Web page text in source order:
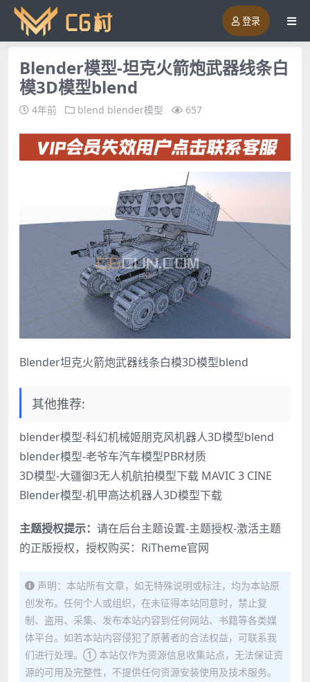
登录
Blender模型-坦克火箭炮武器线条白
模3D模型blend
4年前 blend blender模型 657
Blender坦克火箭炮武器线条白模3D模型blend
其他推荐:
blender模型-科幻机械姬朋克风机器人3D模型blend
blender模型-老爷车汽车模型PBR材质
3D模型-大疆御3无人机航拍模型下载 MAVIC 3 CINE
Blender模型-机甲高达机器人3D模型下载
主题授权提示： 请在后台主题设置-主题授权-激活主题
的正版授权，授权购买： RiTheme官网
声明：本站所有文章，如无特殊说明或标注，均为本站原
创发布。任何个人或组织，在未征得本站同意时，禁止复
制、盗用、采集、发布本站内容到任何网站、书籍等各类媒
体平台。如若本站内容侵犯了原著者的合法权益，可联系我
们进行处理。① 本站仅作为资源信息收集站点，无法保证资
源的可用及完整性，不提供任何资源安装使用及技术服务。